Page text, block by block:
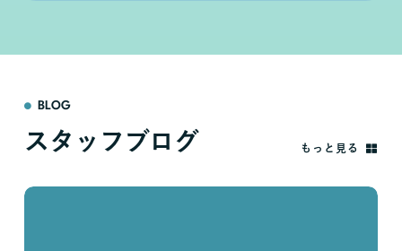
BLOG
スタッフブログ もっと見る